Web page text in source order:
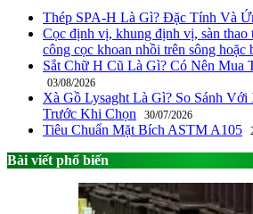
Thép SPA-H Là Gì? Đặc Tính Và
Cọc định vị, khung định vị, sàn thao
công cọc khoan nhồi trên sông hoặc
Sắt Chữ H Cũ Là Gì? Có Nên Mua
03/08/2026
Xà Gồ Lysaght Là Gì? So Sánh
Trước Khi Chọn
30/07/2026
Tiêu Chuẩn Mặt Bích ASTM A105
Bài viết phổ biến